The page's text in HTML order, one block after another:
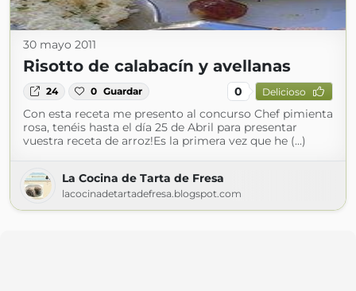
30 mayo 2011
Risotto de calabacín y avellanas
24 0 Guardar 0 Delicioso
Con esta receta me presento al concurso Chef pimienta
rosa, tenéis hasta el día 25 de Abril para presentar
vuestra receta de arroz!Es la primera vez que he (...)
La Cocina de Tarta de Fresa
lacocinadetartadefresa.blogspot.com